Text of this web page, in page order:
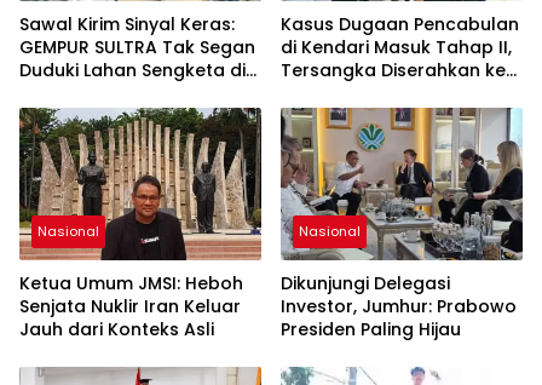
Sawal Kirim Sinyal Keras:
GEMPUR SULTRA Tak Segan
Duduki Lahan Sengketa di
Kasus Dugaan Pencabulan
di Kendari Masuk Tahap II,
Tersangka Diserahkan ke
Nasional
Ketua Umum JMSI: Heboh
Senjata Nuklir Iran Keluar
Jauh dari Konteks Asli
Nasional
Dikunjungi Delegasi
Investor, Jumhur: Prabowo
Presiden Paling Hijau